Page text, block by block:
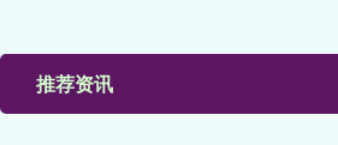
推荐资讯